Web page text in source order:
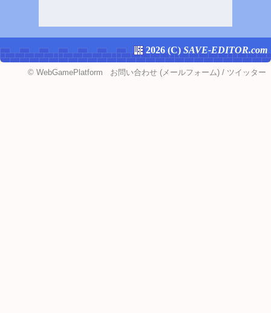
2026 (C)SAVE-EDITOR.com
© WebGamePlatform お問い合わせ (メールフォーム) / ツイッター